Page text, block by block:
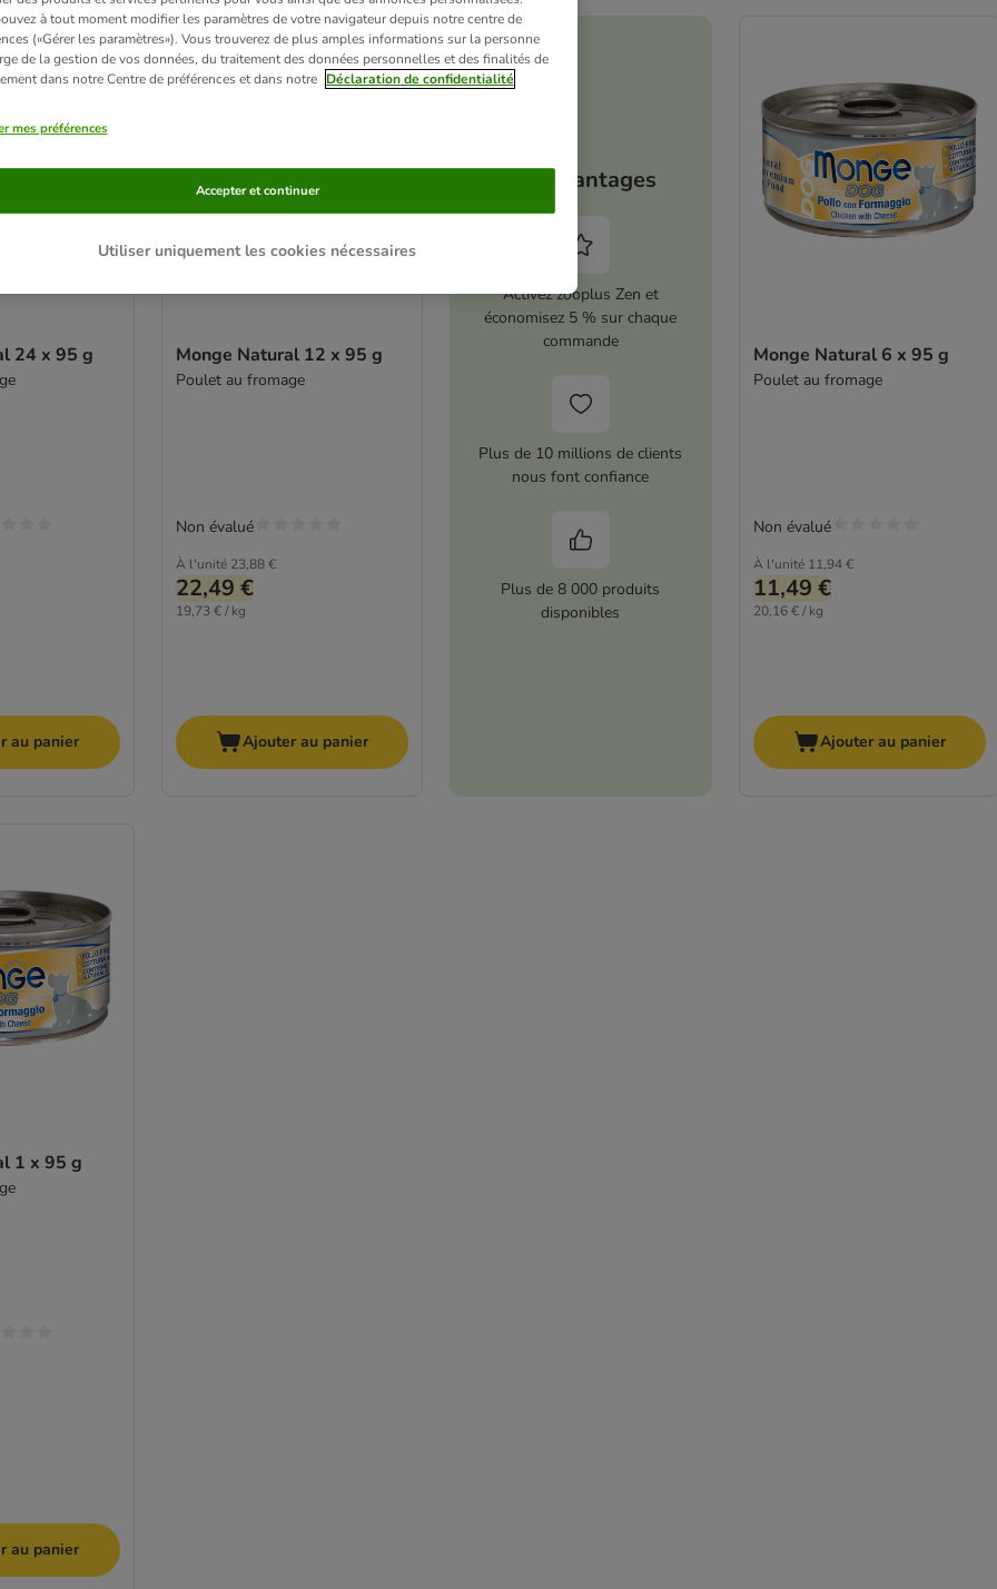
been changed
24 x 95 g
au panier
Monge Natural 12 x 95 g
Poulet au fromage
À l'unité 23,88 €
22,49 €
19,73 € / kg
Non évalué
Ajouter au panier
Vos avantages
Activez zooplus Zen et
économisez 5 % sur chaque
commande
Plus de 10 millions de clients
nous font confiance
Plus de 8 000 produits
disponibles
Monge Natural 6 x 95 g
Poulet au fromage
À l'unité 11,94 €
11,49 €
20,16 € / kg
Non évalué
Ajouter au panier
1 x 95 g
au panier
à tout moment modifier les paramètres de votre navigateur depuis notre centre de
(«Gérer les paramètres»). Vous trouverez de plus amples informations sur la personne
de la gestion de vos données, du traitement des données personnelles et des finalités de
dans notre Centre de préférences et dans notre Déclaration de confidentialité
mes préférences
Utiliser uniquement les cookies nécessaires
Accepter et continuer